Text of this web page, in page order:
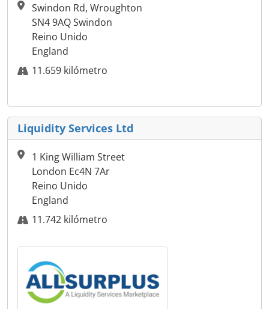
Swindon Rd, Wroughton
SN4 9AQ Swindon
Reino Unido
England
11.659 kilómetro
Liquidity Services Ltd
1 King William Street
London Ec4N 7Ar
Reino Unido
England
11.742 kilómetro